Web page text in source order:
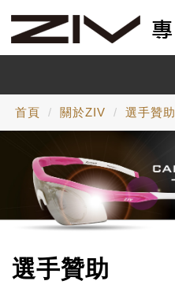
首頁 關於ZIV 選手贊助
選手贊助